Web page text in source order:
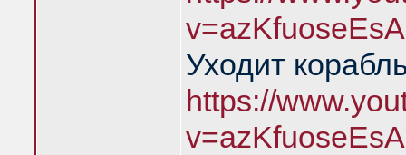
Уходит
https://